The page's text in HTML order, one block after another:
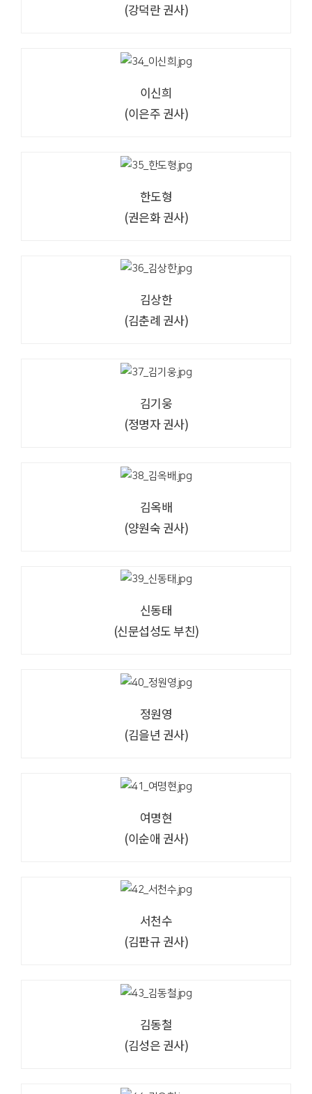
(강덕란 권사)
이신희
(이은주 권사)
한도형
(권은화 권사)
김상한
(김춘례 권사)
김기웅
(정명자 권사)
김옥배
(양원숙 권사)
신동태
(신문섭성도 부친)
정원영
(김을년 권사)
여명현
(이순애 권사)
서천수
(김판규 권사)
김동철
(김성은 권사)